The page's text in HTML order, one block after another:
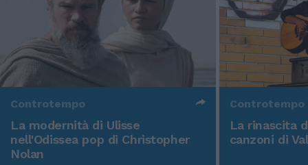
Controtempo
La modernità di Ulisse
nell'Odissea pop di Christopher
Nolan
Controtempo
La rinascita
canzoni di